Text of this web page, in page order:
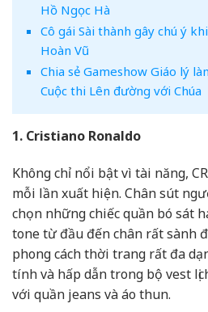
Hồ Ngọc Hà
Cô gái Sài thành gây chú ý
Hoàn Vũ
Chia sẻ Gameshow Giáo lý
Cuộc thi Lên đường với Chúa
1. Cristiano Ronaldo
Không chỉ nổi bật vì tài năng,
mỗi lần xuất hiện. Chân sút
chọn những chiếc quần bó sát
tone từ đầu đến chân rất sành
phong cách thời trang rất đa
tính và hấp dẫn trong bộ vest
với quần jeans và áo thun.